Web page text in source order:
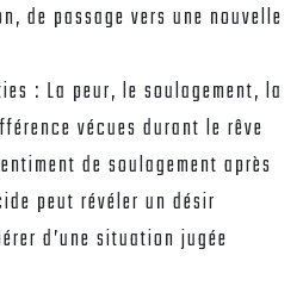
de passage vers une nouvelle
: La peur, le soulagement, la
vécues durant le rêve
de soulagement après
peut révéler un désir
d’une situation jugée